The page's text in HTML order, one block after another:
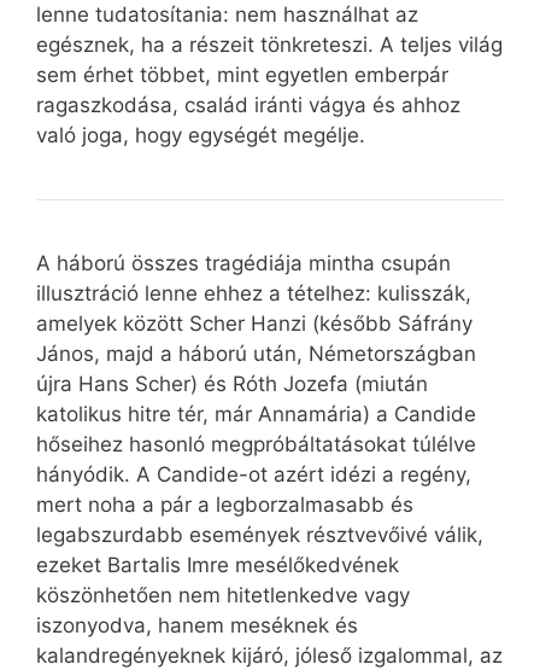
lenne tudatosítania: nem használhat az
egésznek, ha a részeit tönkreteszi. A teljes világ
sem érhet többet, mint egyetlen emberpár
ragaszkodása, család iránti vágya és ahhoz
való joga, hogy egységét megélje.
A háború összes tragédiája mintha csupán
illusztráció lenne ehhez a tételhez: kulisszák,
amelyek között Scher Hanzi (később Sáfrány
János, majd a háború után, Németországban
újra Hans Scher) és Róth Jozefa (miután
katolikus hitre tér, már Annamária) a Candide
hőseihez hasonló megpróbáltatásokat túlélve
hányódik. A Candide-ot azért idézi a regény,
mert noha a pár a legborzalmasabb és
legabszurdabb események résztvevőivé válik,
ezeket Bartalis Imre mesélőkedvének
köszönhetően nem hitetlenkedve vagy
iszonyodva, hanem meséknek és
kalandregényeknek kijáró, jóleső izgalommal, az